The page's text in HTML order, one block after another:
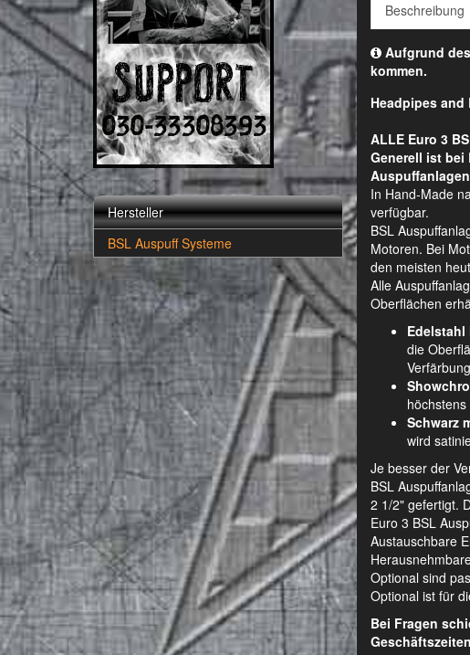
Beschreibung
Aufgrund
kommen.
Headpipes and
ALLE Euro 3
Generell ist bei
In Hand-Made
verfügbar.
BSL
Motoren. Bei
den meisten
Alle
Oberflächen
die
Schwarz
wird
Je besser der
BSL
2 1/2" gefertigt.
Euro 3 BSL
Austauschbare
Optional sind
Optional ist für
Bei Fragen
Hersteller
BSL Auspuff Systeme